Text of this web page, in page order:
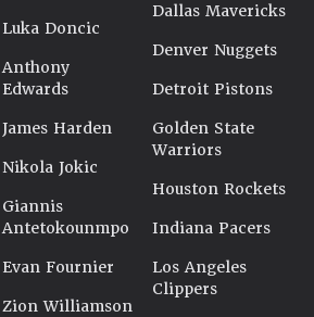
Luka Doncic
Anthony
Edwards
James Harden
Nikola Jokic
Giannis
Antetokounmpo
Evan Fournier
Zion Williamson
Dallas Mavericks
Denver Nuggets
Detroit Pistons
Golden State
Warriors
Houston Rockets
Indiana Pacers
Los Angeles
Clippers